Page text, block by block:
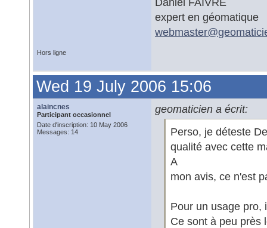
expert en géomatique
webmaster@
Hors ligne
Wed 19 July 2006 15:06
alaincnes
Participant occasionnel
Date d'inscription: 10 May 2006
Messages: 14
geomaticien a écrit:
Perso, je déteste
qualité avec cette
A
mon avis, ce n'est
Pour un usage pro,
Ce sont à peu près